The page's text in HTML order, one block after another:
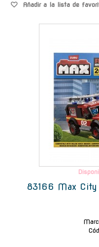
Añadir a la lista de
83166 Max City